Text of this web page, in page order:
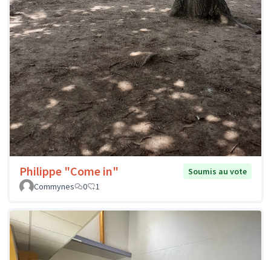
Philippe "Come in"
Soumis au vote
Commynes
0 1